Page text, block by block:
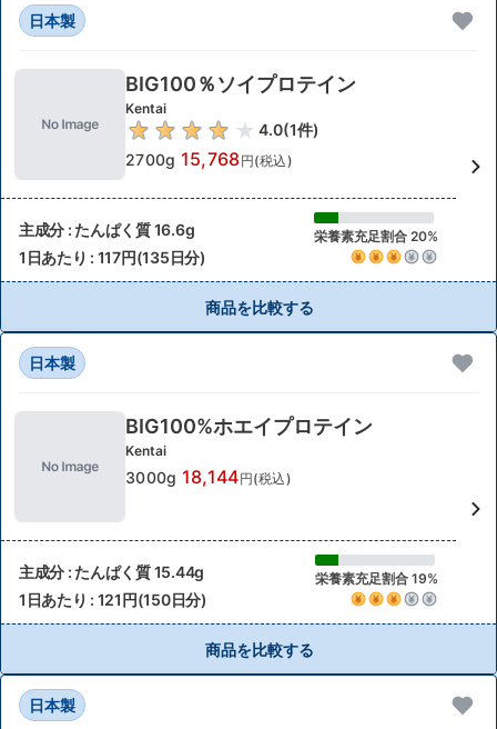
日本製
BIG100％ソイプロテイン
Kentai
4.0(1件)
2700g 15,768円(税込)
主成分 : たんぱく質 16.6g 栄養素充足割合 20%
1日あたり : 117円(135日分)
商品を比較する
日本製
BIG100%ホエイプロテイン
Kentai
3000g 18,144円(税込)
主成分 : たんぱく質 15.44g 栄養素充足割合 19%
1日あたり : 121円(150日分)
商品を比較する
日本製